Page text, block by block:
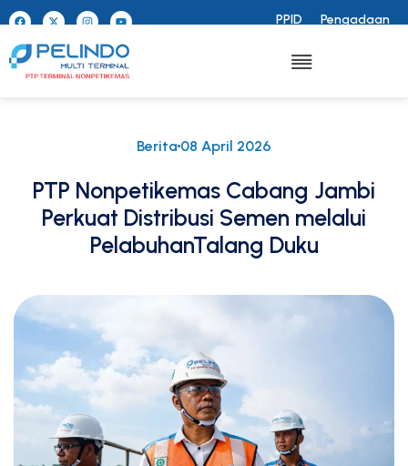
PPID Pengadaan
Berita 08 April 2026
PTP Nonpetikemas Cabang Jambi
Perkuat Distribusi Semen melalui
PelabuhanTalang Duku